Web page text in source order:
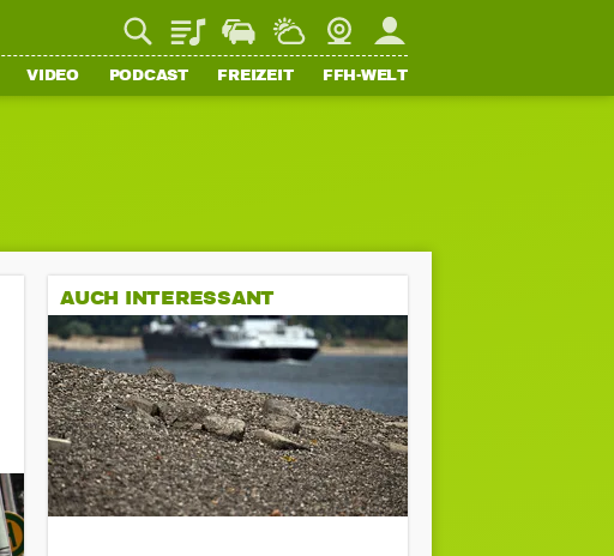
PlaylistStaupilotWetterWebcamMein FFH
VIDEO PODCAST FREIZEIT FFH-WELT
AUCH INTERESSANT